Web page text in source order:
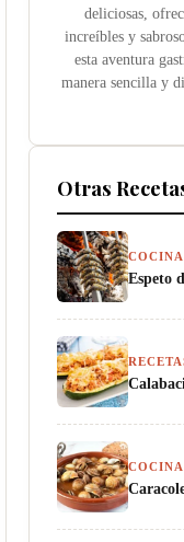
deliciosas,
increíbles y
esta aventura
manera sencilla y
Otras
Espeto